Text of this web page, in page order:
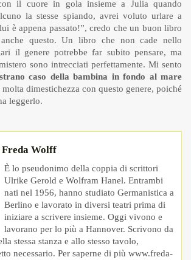
il cuore in gola insieme a Julia quando
la stesse spiando, avrei voluto urlare a
è appena passato!”, credo che un buon libro
questo. Un libro che non cade nello
il genere potrebbe far subito pensare, ma
sono intrecciati perfettamente. Mi sento
caso della bambina in fondo al mare
dimestichezza con questo genere, poiché
leggerlo.
Freda Wolff
È lo pseudonimo della coppia di scrittori
Ulrike Gerold e Wolfram Hanel. Entrambi
nati nel 1956, hanno studiato Germanistica a
Berlino e lavorato in diversi teatri prima di
iniziare a scrivere insieme. Oggi vivono e
lavorano per lo più a Hannover. Scrivono da
stessa stanza e allo stesso tavolo,
necessario. Per saperne di più www.freda-